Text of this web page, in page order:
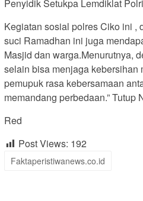
Penyidik Setukpa Lemdiklat
Kegiatan sosial polres Ciko ini ,
suci Ramadhan ini juga
Masjid dan warga.Menurutnya,
selain bisa menjaga kebersihan
pemupuk rasa kebersamaan
memandang perbedaan.” Tutup
Red
Post Views: 192
Faktaperistiwanews.co.id